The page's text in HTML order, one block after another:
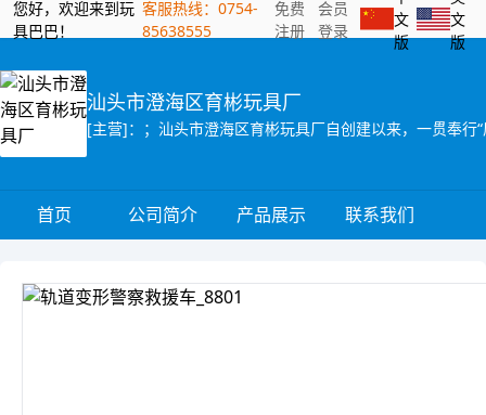
您好，欢迎来到玩
具巴巴！
客服热线：0754-
85638555
免费
注册
会员
登录
文
版
文
版
汕头市澄海区育彬玩具厂
首页 公司简介 产品展示 联系我们